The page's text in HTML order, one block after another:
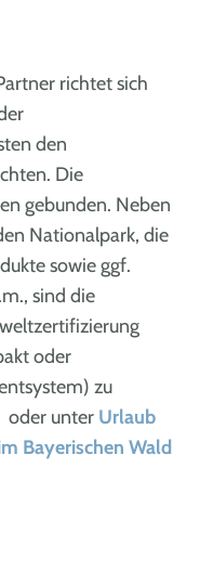
richtet sich
den
Die
gebunden. Neben
Nationalpark, die
sowie ggf.
sind die
oder
zu
oder unter Urlaub
Bayerischen Wald